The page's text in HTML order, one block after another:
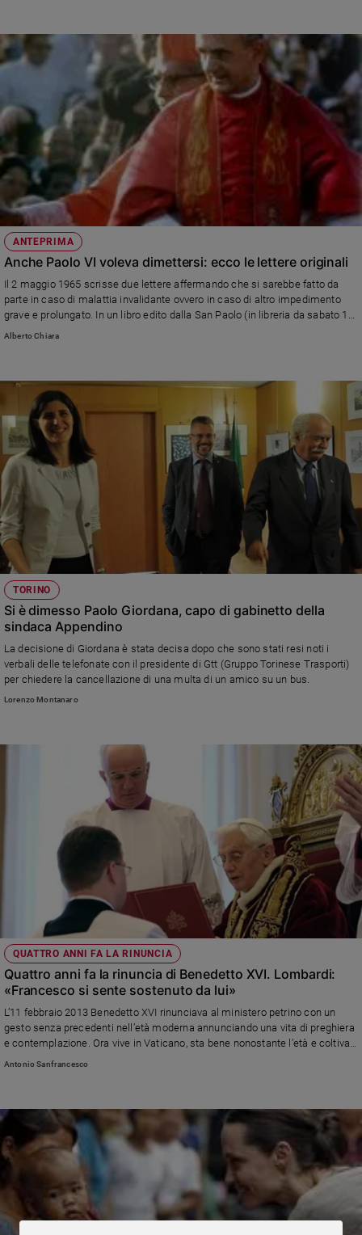
ANTEPRIMA
Anche Paolo VI voleva dimettersi: ecco le lettere originali
Il 2 maggio 1965 scrisse due lettere affermando che si sarebbe fatto da
parte in caso di malattia invalidante ovvero in caso di altro impedimento
grave e prolungato. In un libro edito dalla San Paolo (in libreria da sabato 19
maggio) padre Leonardo Sapienza le pubblica per la prima volta con un
Alberto Chiara
TORINO
Si è dimesso Paolo Giordana, capo di gabinetto della
sindaca Appendino
La decisione di Giordana è stata decisa dopo che sono stati resi noti i
verbali delle telefonate con il presidente di Gtt (Gruppo Torinese Trasporti)
per chiedere la cancellazione di una multa di un amico su un bus.
Lorenzo Montanaro
QUATTRO ANNI FA LA RINUNCIA
Quattro anni fa la rinuncia di Benedetto XVI. Lombardi:
«Francesco si sente sostenuto da lui»
L’11 febbraio 2013 Benedetto XVI rinunciava al ministero petrino con un
gesto senza precedenti nell’età moderna annunciando una vita di preghiera
e contemplazione. Ora vive in Vaticano, sta bene nonostante l’età e coltiva
con papa Francesco un rapporto di fratellanza. Bergoglio, spiega padre
consolante»
Antonio Sanfrancesco